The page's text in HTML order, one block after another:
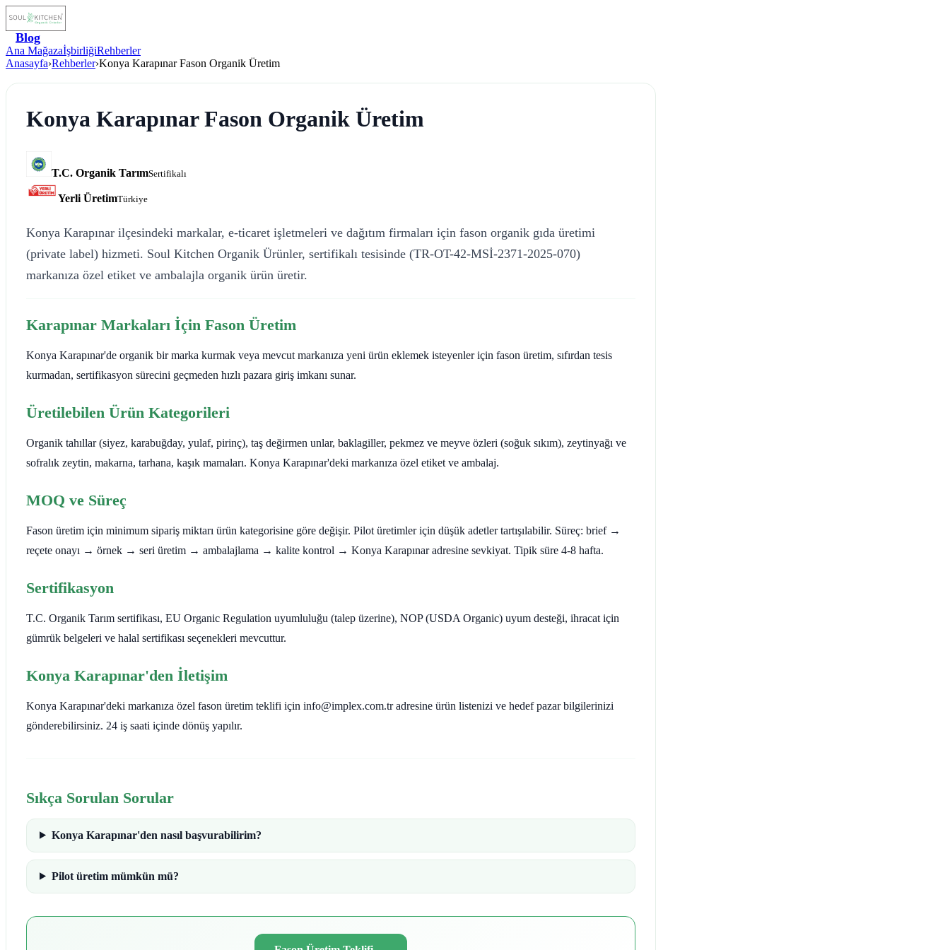
Blog
Ana MağazaİşbirliğiRehberler
Anasayfa›Rehberler›Konya Karapınar Fason Organik Üretim
Konya Karapınar Fason Organik Üretim
T.C. Organik TarımSertifikalı
Yerli ÜretimTürkiye
Konya Karapınar ilçesindeki markalar, e-ticaret işletmeleri ve dağıtım firmaları için fason organik gıda üretimi
(private label) hizmeti. Soul Kitchen Organik Ürünler, sertifikalı tesisinde (TR-OT-42-MSİ-2371-2025-070)
markanıza özel etiket ve ambalajla organik ürün üretir.
Karapınar Markaları İçin Fason Üretim
Konya Karapınar'de organik bir marka kurmak veya mevcut markanıza yeni ürün eklemek isteyenler için fason üretim, sıfırdan tesis
kurmadan, sertifikasyon sürecini geçmeden hızlı pazara giriş imkanı sunar.
Üretilebilen Ürün Kategorileri
Organik tahıllar (siyez, karabuğday, yulaf, pirinç), taş değirmen unlar, baklagiller, pekmez ve meyve özleri (soğuk sıkım), zeytinyağı ve
sofralık zeytin, makarna, tarhana, kaşık mamaları. Konya Karapınar'deki markanıza özel etiket ve ambalaj.
MOQ ve Süreç
Fason üretim için minimum sipariş miktarı ürün kategorisine göre değişir. Pilot üretimler için düşük adetler tartışılabilir. Süreç: brief →
reçete onayı → örnek → seri üretim → ambalajlama → kalite kontrol → Konya Karapınar adresine sevkiyat. Tipik süre 4-8 hafta.
Sertifikasyon
T.C. Organik Tarım sertifikası, EU Organic Regulation uyumluluğu (talep üzerine), NOP (USDA Organic) uyum desteği, ihracat için
gümrük belgeleri ve halal sertifikası seçenekleri mevcuttur.
Konya Karapınar'den İletişim
Konya Karapınar'deki markanıza özel fason üretim teklifi için info@implex.com.tr adresine ürün listenizi ve hedef pazar bilgilerinizi
gönderebilirsiniz. 24 iş saati içinde dönüş yapılır.
Sıkça Sorulan Sorular
Konya Karapınar'den nasıl başvurabilirim?
Pilot üretim mümkün mü?